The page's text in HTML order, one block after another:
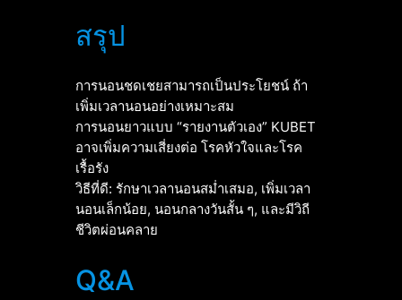
สรุป
การนอนชดเชยสามารถเป็นประโยชน์ ถ้า
เพิ่มเวลานอนอย่างเหมาะสม
การนอนยาวแบบ “รายงานตัวเอง” KUBET
อาจเพิ่มความเสี่ยงต่อ โรคหัวใจและโรค
เรื้อรัง
วิธีที่ดี: รักษาเวลานอนสม่ำเสมอ, เพิ่มเวลา
นอนเล็กน้อย, นอนกลางวันสั้น ๆ, และมีวิถี
ชีวิตผ่อนคลาย
Q&A